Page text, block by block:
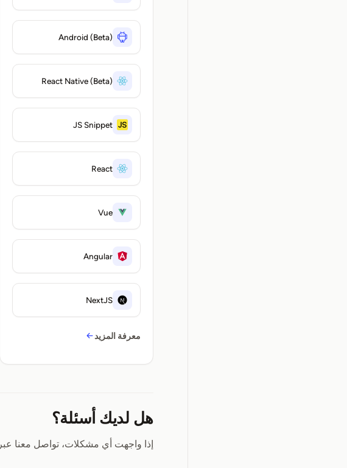
Android (Beta)
React Native (Beta)
JS Snippet
React
Vue
Angular
NextJS
معرفة المزيد
هل لديك أسئلة؟
إذا واجهت أي مشكلات، تواصل معنا عبر